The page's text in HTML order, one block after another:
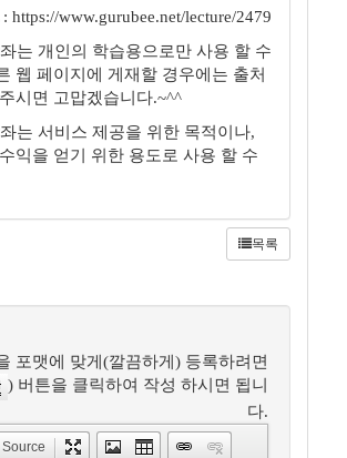
https://www.gurubee.net/lecture/2479
는 개인의 학습용으로만 사용 할 수
웹 페이지에 게재할 경우에는 출처
시면 고맙겠습니다.~^^
는 서비스 제공을 위한 목적이나,
익을 얻기 위한 용도로 사용 할 수
목록
포맷에 맞게(깔끔하게) 등록하려면
) 버튼을 클릭하여 작성 하시면 됩니
다.
Source